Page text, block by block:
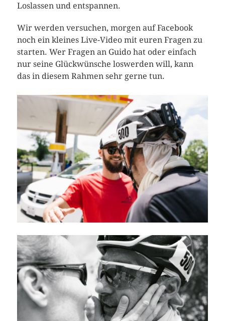
Loslassen und entspannen.
Wir werden versuchen, morgen auf Facebook
noch ein kleines Live-Video mit euren Fragen zu
starten. Wer Fragen an Guido hat oder einfach
nur seine Glückwünsche loswerden will, kann
das in diesem Rahmen sehr gerne tun.